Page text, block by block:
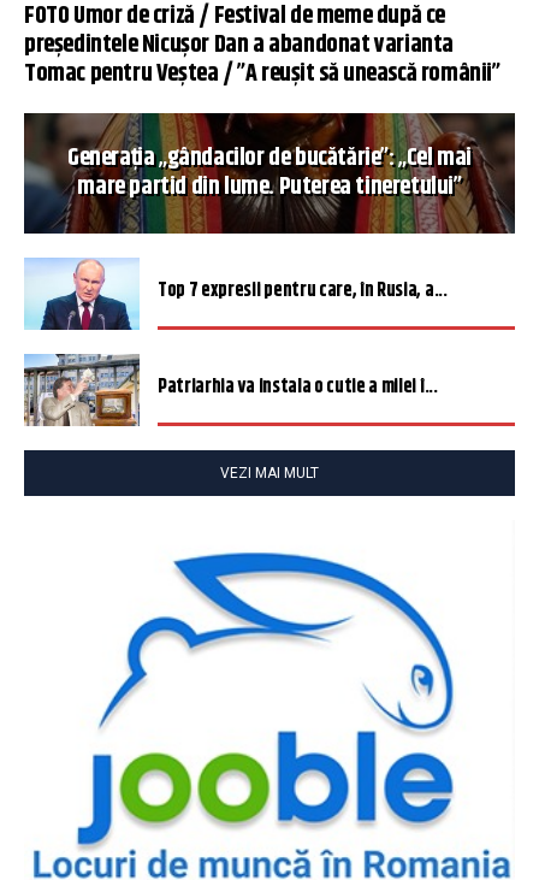
FOTO Umor de criză / Festival de meme după ce
președintele Nicușor Dan a abandonat varianta
Tomac pentru Veștea / ”A reușit să unească românii”
Generația „gândacilor de bucătărie”: „Cel mai
mare partid din lume. Puterea tineretului”
Top 7 expresii pentru care, în Rusia, a...
Patriarhia va instala o cutie a milei î...
VEZI MAI MULT